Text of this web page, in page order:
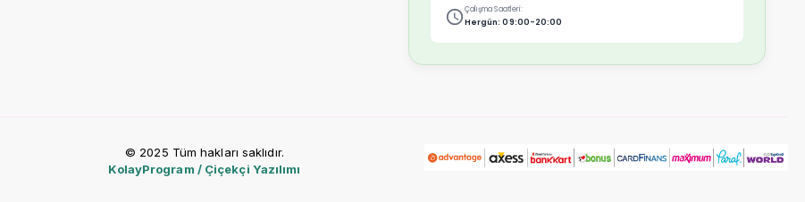
Çalışma Saatleri:
Hergün: 09:00-20:00
© 2025 Tüm hakları saklıdır.
KolayProgram / Çiçekçi Yazılımı